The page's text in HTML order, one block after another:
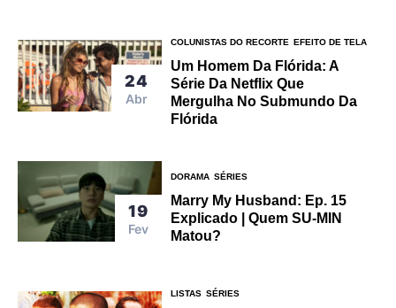
24
Abr
COLUNISTAS DO RECORTE EFEITO DE TELA
Um Homem Da Flórida: A
Série Da Netflix Que
Mergulha No Submundo Da
Flórida
19
Fev
DORAMA SÉRIES
Marry My Husband: Ep. 15
Explicado | Quem SU-MIN
Matou?
LISTAS SÉRIES